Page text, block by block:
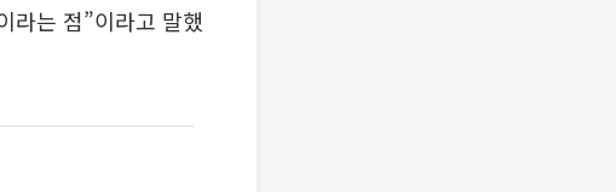
라는 점”이라고 말했